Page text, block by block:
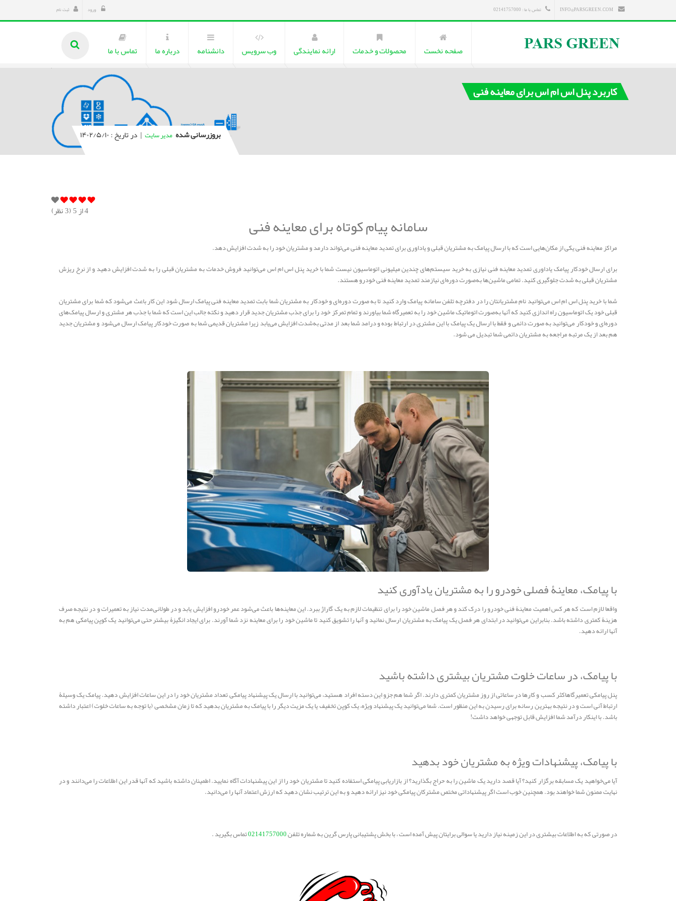
تماس با ما : 02141757000 ورود ثبت نام
صفحه نخست محصولات و خدمات ارائه نمایندگی وب سرویس دانشنامه درباره ما تماس با ما
کاربرد پنل اس ام اس برای معاینه فنی
بروزرسانی شده مدیر سایت | در تاریخ : ۱۴۰۲/۵/۱۰
4از 5 ( 3نظر)
سامانه پیام کوتاه برای معاینه فنی
مراکز معاینه فنی یکی از مکان‌هایی است که با ارسال پیامک به مشتریان قبلی و یاداوری برای تمدید معاینه فنی می‌تواند دارمد و مشتریان خود را به شدت افزایش دهد.
برای ارسال خودکار پیامک یاداوری تمدید معاینه فنی نیازی به خرید سیستم‌های چندین میلیونی اتوماسیون نیست شما با خرید پنل اس ام اس می‌توانید فروش خدمات به مشتریان قبلی را به شدت افزایش دهید و از نرخ ریزش
مشتریان قبلی به شدت جلوگیری کنید. تمامی ماشین‌ها به‌صورت دوره‌ای نیازمند تمدید معاینه فنی خودرو هستند.
شما با خرید پنل اس ام اس می‌توانید نام مشتریانتان را در دفترچه تلفن سامانه پیامک وارد کنید تا به صورت دوره‌ای و خودکار به مشتریان شما بابت تمدید معاینه فنی پیامک ارسال شود این کار باعث می‌شود که شما برای مشتریان
قبلی خود یک اتوماسیون راه اندازی کنید که آنها به‌صورت اتوماتیک ماشین خود را به تعمیرگاه شما بیاورند و تمام تمرکز خود را برای جذب مشتریان جدید قرار دهید و نکته جالب این است که شما با جذب هر مشتری و ارسال پیامک‌های
دوره‌ای و خودکار می‌توانید به صورت دائمی و فقط با ارسال یک پیامک با این مشتری در ارتباط بوده و درامد شما بعد از مدتی به‌شدت افزایش می‌یابد زیرا مشتریان قدیمی شما به صورت خودکار پیامک ارسال می‌شود و مشتریان جدید
هم بعد از یک مرتبه مراجعه به مشتریان دائمی شما تبدیل می شود.
با پیامک، معاینۀ فصلی خودرو را به مشتریان یادآوری کنید
واقعا لازم است که هر کس اهمیت معاینۀ فنی خودرو را درک کند و هر فصل ماشین خود را برای تنظیمات لازم به یک گاراژ ببرد. این معاینه‌ها باعث می‌شود عمر خودرو افزایش یابد و در طولانی‌مدت نیاز به تعمیرات و در نتیجه صرف
هزینۀ کمتری داشته باشد. بنابراین می‌توانید در ابتدای هر فصل یک پیامک به مشتریان ارسال نمائید و آنها را تشویق کنید تا ماشین خود را برای معاینه نزد شما آورند. برای ایجاد انگیزۀ بیشتر حتی می‌توانید یک کوپن پیامکی هم به
آنها ارائه دهید.
با پیامک، در ساعات خلوت مشتریان بیشتری داشته باشید
پنل پیامکی تعمیرگاهاکثر کسب و کارها در ساعاتی از روز مشتریان کمتری دارند. اگر شما هم جزو این دسته افراد هستید، می‌توانید با ارسال یک پیشنهاد پیامکی تعداد مشتریان خود را در این ساعات افزایش دهید. پیامک یک وسیلۀ
ارتباط آنی است و در نتیجه بهترین رسانه برای رسیدن به این منظور است. شما می‌توانید یک پیشنهاد ویژه، یک کوپن تخفیف یا یک مزیت دیگر را با پیامک به مشتریان بدهید که تا زمان مشخصی (با توجه به ساعات خلوت) اعتبار داشته
باشد. با اینکار درآمد شما افزایش قابل توجهی خواهد داشت!
با پیامک، پیشنهادات ویژه به مشتریان خود بدهید
آیا می‌خواهید یک مسابقه برگزار کنید؟ آیا قصد دارید یک ماشین را به حراج بگذارید؟ از بازاریابی پیامکی استفاده کنید تا مشتریان خود را از این پیشنهادات آگاه نمایید. اطمینان داشته باشید که آنها قدر این اطلاعات را می‌دانند و در
نهایت ممنون شما خواهند بود. همچنین خوب است اگر پیشنهاداتی مختص مشترکان پیامکی خود نیز ارائه دهید و به این ترتیب نشان دهید که ارزش اعتماد آنها را می‌دانید.
در صورتی که به اطلاعات بیشتری در این زمینه نیاز دارید یا سوالی برایتان پیش آمده است ، با بخش پشتیبانی پارس گرین به شماره تلفن02141757000تماس بگیرید .